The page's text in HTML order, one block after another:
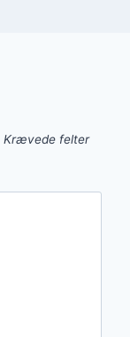
Krævede felter